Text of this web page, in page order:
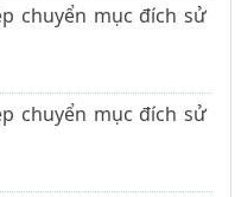
chuyển mục đích sử
chuyển mục đích sử